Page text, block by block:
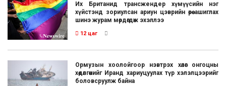
Их Британид трансжендер хүмүүсийн нэг
хүйстэнд зориулсан ариун цэврийн өрөө ашиглах
шинэ журам мөрдөгдөж эхэллээ
12 цаг
Ормузын хоолойгоор нэвтрэх хөлөг онгоцны
хөдөлгөөнийг Иранд хариуцуулах түр хэлэлцээрийг
боловсруулж байна